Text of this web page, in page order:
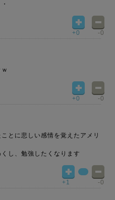
+0 -0
+0 -0
とに悲しい感情を覚えたアメリ
し、勉強したくなります
+1 -0